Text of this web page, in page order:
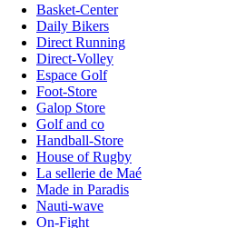
Basket-Center
Daily Bikers
Direct Running
Direct-Volley
Espace Golf
Foot-Store
Galop Store
Golf and co
Handball-Store
House of Rugby
La sellerie de Maé
Made in Paradis
Nauti-wave
On-Fight